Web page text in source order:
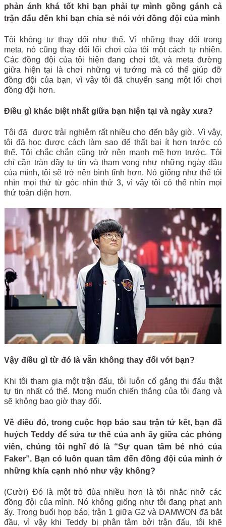
phản ánh khá tốt khi bạn phải tự mình gồng gánh cả
trận đấu đến khi bạn chia sẻ nói với đồng đội của mình
Tôi không tự thay đổi như thế. Vì những thay đổi trong
meta, nó cũng thay đổi lối chơi của tôi một cách tự nhiên.
Các đồng đội của tôi hiện đang chơi tốt, và meta đường
giữa hiện tại là chơi những vị tướng mà có thể giúp đỡ
đồng đội của bạn, vì vậy tôi đã chuyển sang một lối chơi
đồng đội hơn.
Điều gì khác biệt nhất giữa bạn hiện tại và ngày xưa?
Tôi đã được trải nghiệm rất nhiều cho đến bây giờ. Vì vậy,
tôi đã học được cách làm sao để thất bại ít hơn trước có
thể. Tôi chắc chắn cũng trở nên mạnh mẽ hơn trước. Tôi
chỉ cần tràn đầy tự tin và tham vọng như những ngày đầu
của mình, tôi sẽ trở nên bình tĩnh hơn. Nó giống như thể tôi
nhìn mọi thứ từ góc nhìn thứ 3, vì vậy tôi có thể nhìn mọi
thứ toàn diện hơn.
Vậy điều gì từ đó là vẫn không thay đổi với bạn?
Khi tôi tham gia một trận đấu, tôi luôn cố gắng thi đấu thật
tự tin nhất có thể. Mong muốn chiến thắng của tôi đang và
sẽ không bao giờ thay đổi.
Về điều đó, trong cuộc họp báo sau trận tứ kết, bạn đã
huých Teddy để sửa tư thế của anh ấy giữa các phóng
viên, chúng tôi nghĩ đó là “Sự quan tâm bé nhỏ của
Faker”. Bạn có luôn quan tâm đến đồng đội của mình ở
những khía cạnh nhỏ như vậy không?
(Cười) Đó là một trò đùa nhiều hơn là tôi nhắc nhở các
đồng đội của mình. Nó không giống như tôi đang phạt anh
ấy. Trong buổi họp báo, trận 1 giữa G2 và DAMWON đã bắt
đầu, vì vậy khi Teddy bị phân tâm bởi trận đấu, tôi khẽ